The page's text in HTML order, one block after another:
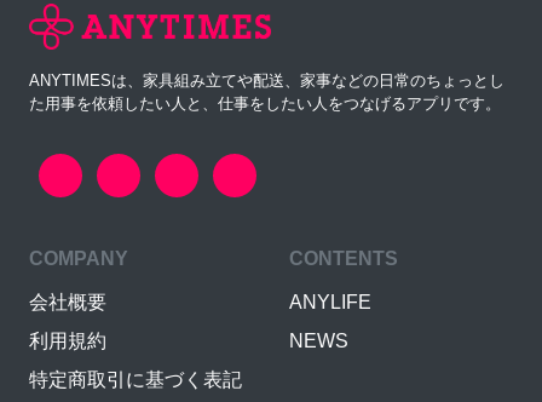
ANYTIMESは、家具組み立てや配送、家事などの日常のちょっとし
た用事を依頼したい人と、仕事をしたい人をつなげるアプリです。
COMPANY
会社概要
利用規約
特定商取引に基づく表記
CONTENTS
ANYLIFE
NEWS